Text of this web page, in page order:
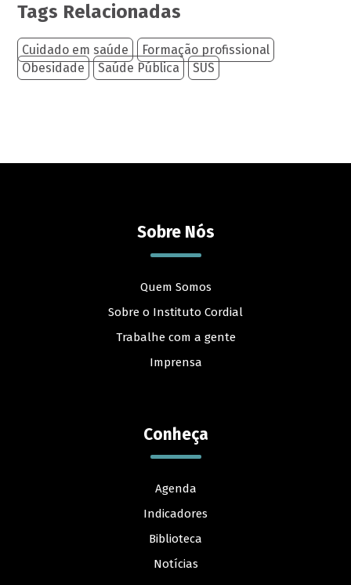
Tags Relacionadas
Cuidado em saúde
Formação profissional
Obesidade
Saúde Pública SUS
Sobre Nós
Quem Somos
Sobre o Instituto Cordial
Trabalhe com a gente
Imprensa
Conheça
Agenda
Indicadores
Biblioteca
Notícias